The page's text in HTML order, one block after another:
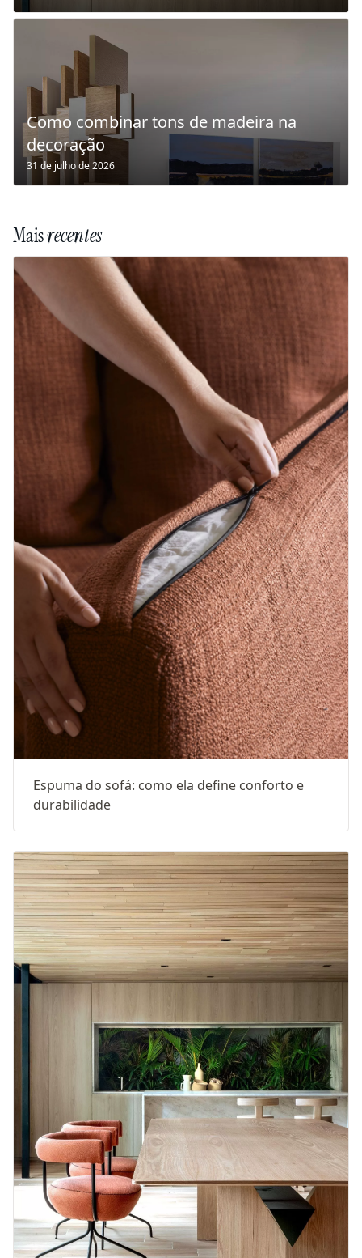
Como combinar tons de madeira na
decoração
31 de julho de 2026
Maisrecentes
Espuma do sofá: como ela define conforto e
durabilidade